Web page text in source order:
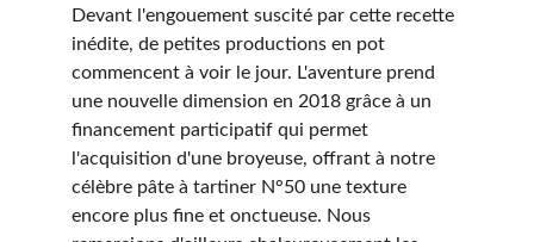
Devant l'engouement suscité par cette recette
inédite, de petites productions en pot
commencent à voir le jour. L'aventure prend
une nouvelle dimension en 2018 grâce à un
financement participatif qui permet
l'acquisition d'une broyeuse, offrant à notre
célèbre pâte à tartiner N°50 une texture
encore plus fine et onctueuse. Nous